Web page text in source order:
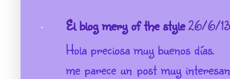
El blog mery of the style26/6/
Hola preciosa muy buenos días.
me parece un post muy